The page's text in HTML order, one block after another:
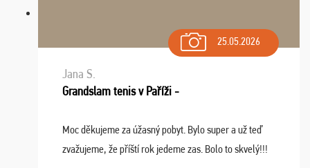
25.05.2026
Jana S.
Grandslam tenis v Paříži -
Moc děkujeme za úžasný pobyt. Bylo super a už teď
zvažujeme, že příští rok jedeme zas. Bolo to skvelý!!!